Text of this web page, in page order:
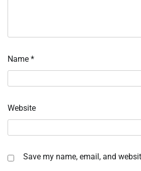
Name *
Website
Save my name, email, and